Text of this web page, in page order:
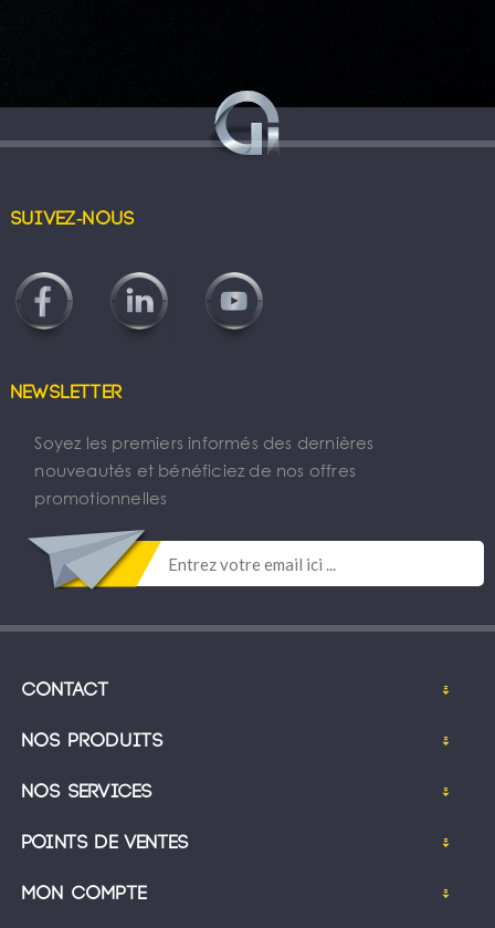
Suivez-nous
Newsletter
Soyez les premiers informés des dernières
nouveautés et bénéficiez de nos offres
promotionnelles
Contact
Nos produits
Nos services
Points de ventes
Mon compte